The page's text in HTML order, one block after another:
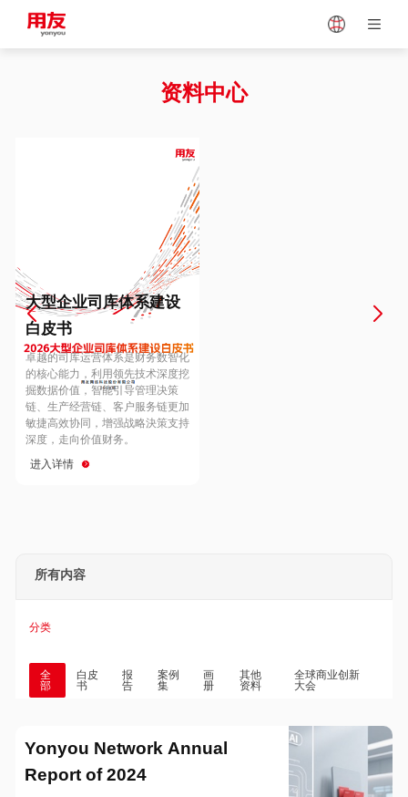
Vietnam
Europe
Hungary
Hong Kong
资料中心
大型企业司库体系建设
白皮书
卓越的司库运营体系是财务数智化
的核心能力，利用领先技术深度挖
掘数据价值，智能引导管理决策
链、生产经营链、客户服务链更加
敏捷高效协同，增强战略決策支持
深度，走向价值财务。
进入详情
所有内容
分类
全
部
白皮
书
报
告
案例
集
画
册
其他
资料
全球商业创新
大会
Yonyou Network Annual
Report of 2024